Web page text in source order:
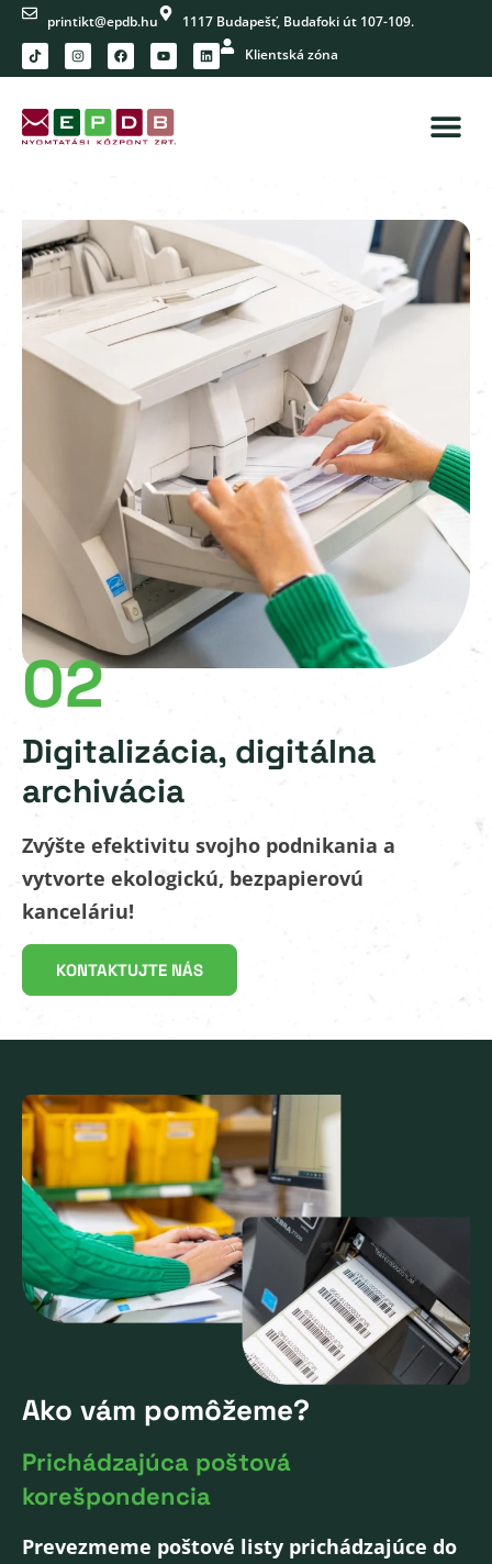
printikt@epdb.hu
1117 Budapešť, Budafoki út 107-109.
Klientská zóna
02
Digitalizácia, digitálna
archivácia
Zvýšte efektivitu svojho podnikania a
vytvorte ekologickú, bezpapierovú
kanceláriu!
KONTAKTUJTE NÁS
Ako vám pomôžeme?
Prichádzajúca poštová
korešpondencia
Prevezmeme poštové listy prichádzajúce do